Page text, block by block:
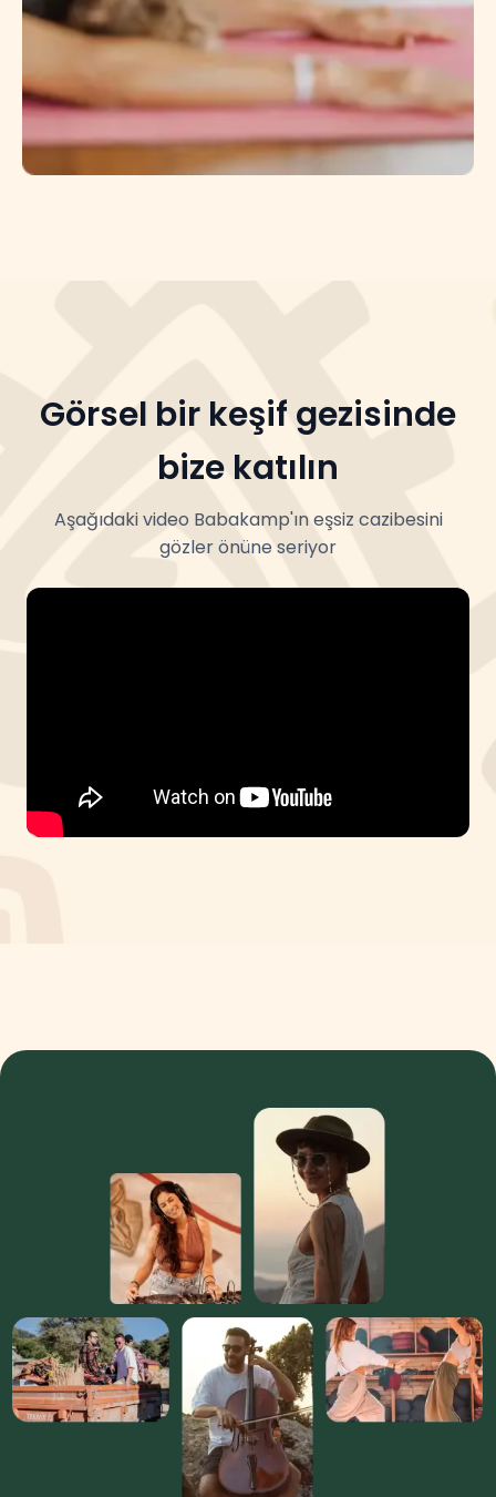
Görsel bir keşif gezisinde
bize katılın
Aşağıdaki video Babakamp'ın eşsiz cazibesini
gözler önüne seriyor